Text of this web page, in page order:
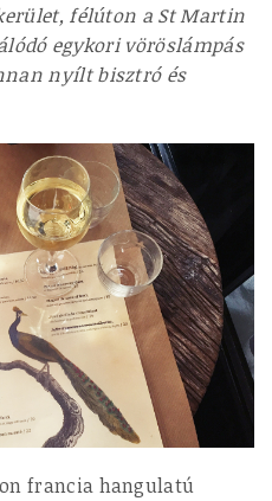
félúton a St Martin
egykori vöröslámpás
nyílt bisztró és
francia hangulatú